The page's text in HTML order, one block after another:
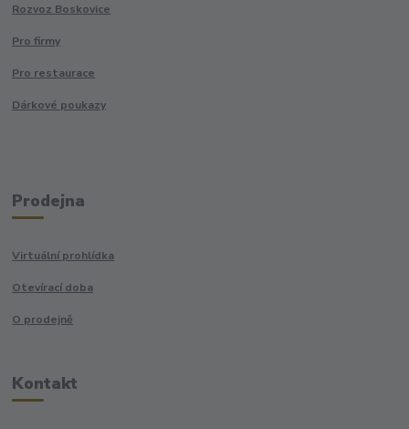
Rozvoz Boskovice
Pro firmy
Pro restaurace
Dárkové poukazy
Prodejna
Virtuální prohlídka
Otevírací doba
O prodejně
Kontakt